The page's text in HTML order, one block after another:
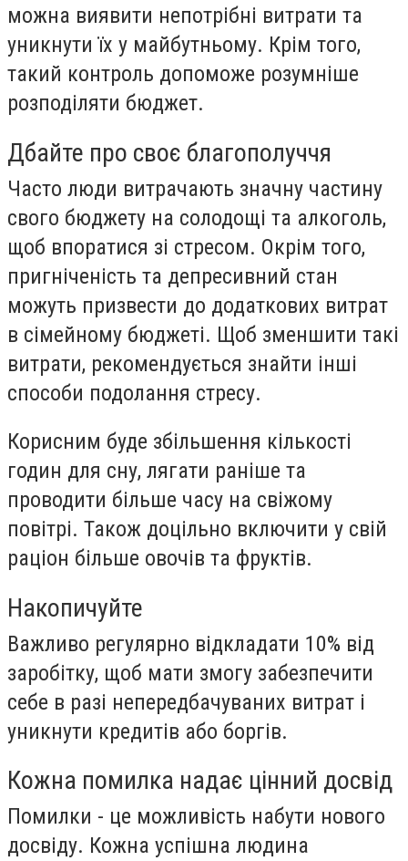
можна виявити непотрібні витрати та
уникнути їх у майбутньому. Крім того,
такий контроль допоможе розумніше
розподіляти бюджет.
Дбайте про своє благополуччя
Часто люди витрачають значну частину
свого бюджету на солодощі та алкоголь,
щоб впоратися зі стресом. Окрім того,
пригніченість та депресивний стан
можуть призвести до додаткових витрат
в сімейному бюджеті. Щоб зменшити такі
витрати, рекомендується знайти інші
способи подолання стресу.
Корисним буде збільшення кількості
годин для сну, лягати раніше та
проводити більше часу на свіжому
повітрі. Також доцільно включити у свій
раціон більше овочів та фруктів.
Накопичуйте
Важливо регулярно відкладати 10% від
заробітку, щоб мати змогу забезпечити
себе в разі непередбачуваних витрат і
уникнути кредитів або боргів.
Кожна помилка надає цінний досвід
Помилки - це можливість набути нового
досвіду. Кожна успішна людина